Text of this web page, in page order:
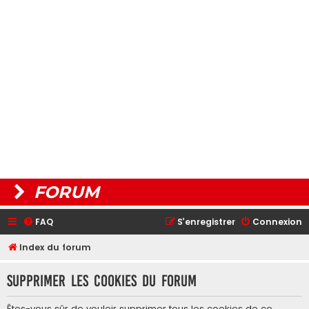
FORUM
FAQ Connexion
S’enregistrer
Index du forum
Supprimer les cookies du forum